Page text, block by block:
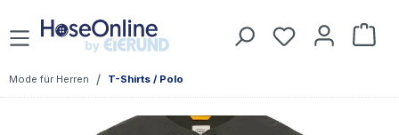
Zum Hauptinhalt springen Du hast 0
Mode für Herren / T-Shirts / Polo
Bildergalerie überspringen